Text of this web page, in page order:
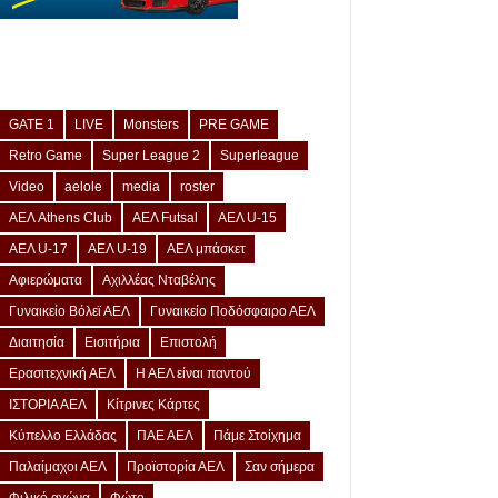
GATE 1 LIVE Monsters
PRE GAME
Retro Game
Super League 2
Superleague
Video
aelole media
roster
ΑΕΛ Athens Club
ΑΕΛ Futsal
ΑΕΛ U-15
ΑΕΛ U-17
ΑΕΛ U-19
ΑΕΛ μπάσκετ
Αφιερώματα
Αχιλλέας Νταβέλης
Γυναικείο Βόλεϊ ΑΕΛ
Γυναικείο Ποδόσφαιρο ΑΕΛ
Διαιτησία
Εισιτήρια
Επιστολή
Ερασιτεχνική ΑΕΛ
Η ΑΕΛ είναι παντού
ΙΣΤΟΡΙΑ ΑΕΛ
Κίτρινες Κάρτες
Κύπελλο Ελλάδας
ΠΑΕ ΑΕΛ
Πάμε Στοίχημα
Παλαίμαχοι ΑΕΛ
Προϊστορία ΑΕΛ
Σαν σήμερα